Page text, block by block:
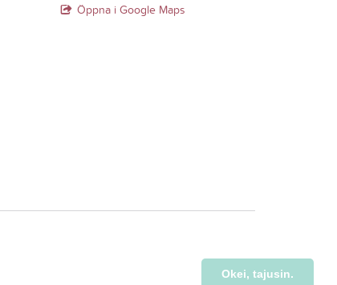
Okei, tajusin.
Öppna i Google Maps